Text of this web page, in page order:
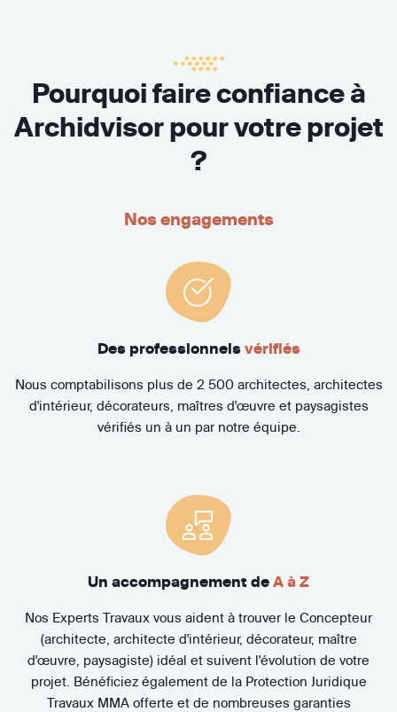
Pourquoi faire confiance à
Archidvisor pour votre projet
?
Nos engagements
Des professionnels vérifiés
Nous comptabilisons plus de 2 500 architectes, architectes
d'intérieur, décorateurs, maîtres d'œuvre et paysagistes
vérifiés un à un par notre équipe.
Un accompagnement de A à Z
Nos Experts Travaux vous aident à trouver le Concepteur
(architecte, architecte d'intérieur, décorateur, maître
d'œuvre, paysagiste) idéal et suivent l'évolution de votre
projet. Bénéficiez également de la Protection Juridique
Travaux MMA offerte et de nombreuses garanties